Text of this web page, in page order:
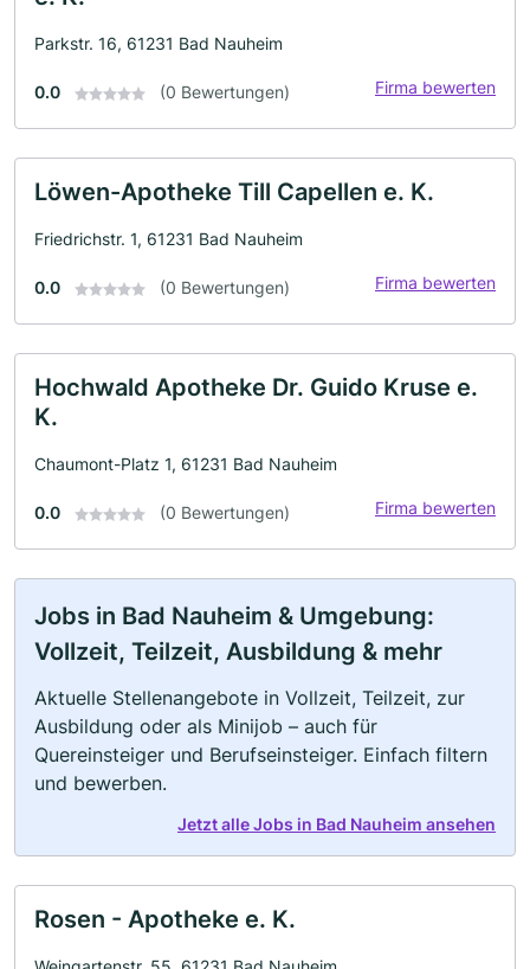
Parkstr. 16, 61231 Bad Nauheim
0.0 (0 Bewertungen) Firma bewerten
Löwen-Apotheke Till Capellen e. K.
Friedrichstr. 1, 61231 Bad Nauheim
0.0 (0 Bewertungen) Firma bewerten
Hochwald Apotheke Dr. Guido Kruse e.
K.
Chaumont-Platz 1, 61231 Bad Nauheim
0.0 (0 Bewertungen) Firma bewerten
Jobs in Bad Nauheim & Umgebung:
Vollzeit, Teilzeit, Ausbildung & mehr
Aktuelle Stellenangebote in Vollzeit, Teilzeit, zur
Ausbildung oder als Minijob – auch für
Quereinsteiger und Berufseinsteiger. Einfach filtern
und bewerben.
Jetzt alle Jobs in Bad Nauheim ansehen
Rosen - Apotheke e. K.